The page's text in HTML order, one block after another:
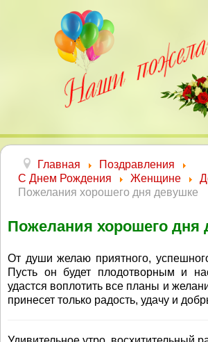
Главная
Поздравления
С Днем Рождения
Женщине
Пожелания хорошего дня девушке
Пожелания хорошего дня
От души желаю приятного,
Пусть он будет плодотворным и
удастся воплотить все планы и
принесет только радость, удачу и